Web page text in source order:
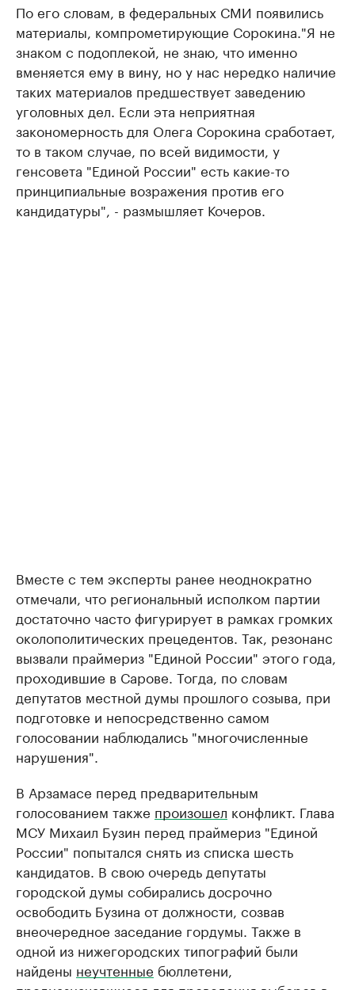
По его словам, в федеральных СМИ появились
материалы, компрометирующие Сорокина."Я не
знаком с подоплекой, не знаю, что именно
вменяется ему в вину, но у нас нередко наличие
таких материалов предшествует заведению
уголовных дел. Если эта неприятная
закономерность для Олега Сорокина сработает,
то в таком случае, по всей видимости, у
генсовета "Единой России" есть какие-то
принципиальные возражения против его
кандидатуры", - размышляет Кочеров.
Вместе с тем эксперты ранее неоднократно
отмечали, что региональный исполком партии
достаточно часто фигурирует в рамках громких
околополитических прецедентов. Так, резонанс
вызвали праймериз "Единой России" этого года,
проходившие в Сарове. Тогда, по словам
депутатов местной думы прошлого созыва, при
подготовке и непосредственно самом
голосовании наблюдались "многочисленные
нарушения".
В Арзамасе перед предварительным
голосованием также произошел конфликт. Глава
МСУ Михаил Бузин перед праймериз "Единой
России" попытался снять из списка шесть
кандидатов. В свою очередь депутаты
городской думы собирались досрочно
освободить Бузина от должности, созвав
внеочередное заседание гордумы. Также в
одной из нижегородских типографий были
найдены неучтенные бюллетени,